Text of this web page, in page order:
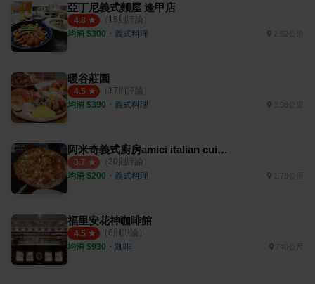
亞丁尼義式麵屋 逢甲店
4.8 （ 15則評論）
均消 $300 ・ 義式料理 2.52公里
暖谷莊園
4.5 （ 17則評論）
均消 $390 ・ 義式料理
阿米奇義式廚房amici italian cuisine
3.7 （ 20則評論）
均消 $200 ・ 義式料理
福里安花神咖啡館
4.5 （ 6則評論）
均消 $930 ・ 咖啡